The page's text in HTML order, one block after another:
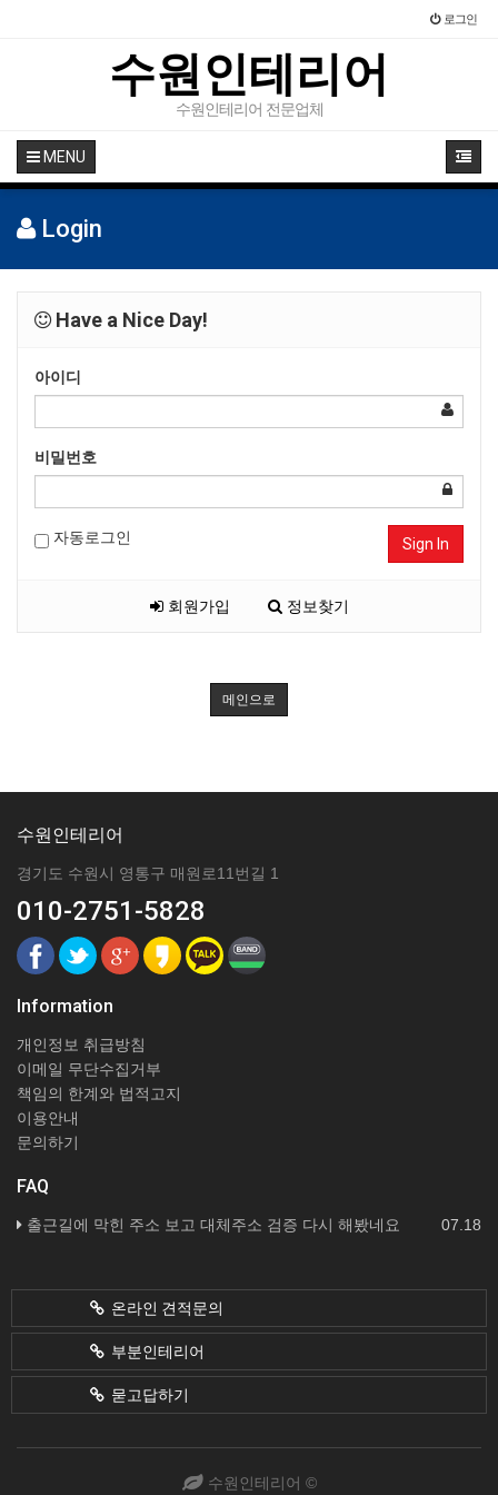
로그인
수원인테리어
수원인테리어 전문업체
MENU
Login
Have a Nice Day!
아이디
비밀번호
자동로그인 Sign In
회원가입 정보찾기
메인으로
수원인테리어
경기도 수원시 영통구 매원로11번길 1
010-2751-5828
Information
개인정보 취급방침
이메일 무단수집거부
책임의 한계와 법적고지
이용안내
문의하기
FAQ
07.18
출근길에 막힌 주소 보고 대체주소 검증 다시 해봤네요
온라인 견적문의
부분인테리어
묻고답하기
수원인테리어 ©